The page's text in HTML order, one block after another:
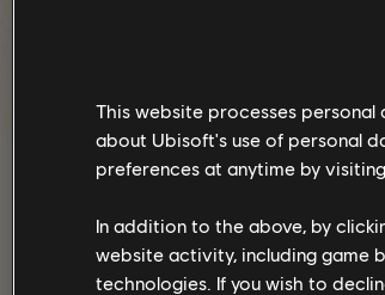
¿Quieres unirte al Programa de
/El equipo de The Division 2
This website processes
about Ubisoft's use of personal
preferences at anytime by
In addition to the above, by
website activity, including game
technologies. If you wish to